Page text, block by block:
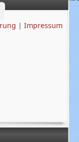
| Impressum